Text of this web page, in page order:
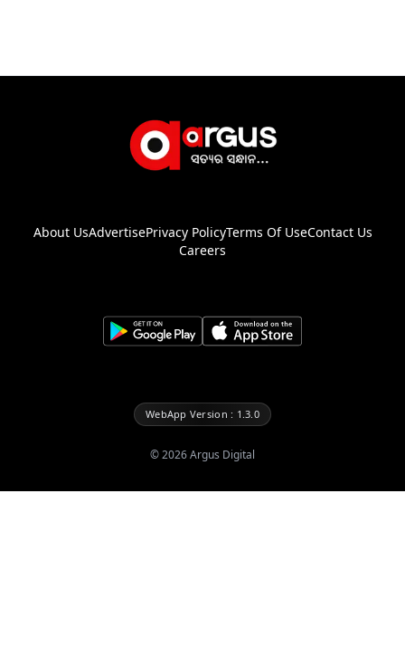
About UsAdvertisePrivacy PolicyTerms Of UseContact Us
Careers
WebApp Version : 1.3.0
©2026Argus Digital